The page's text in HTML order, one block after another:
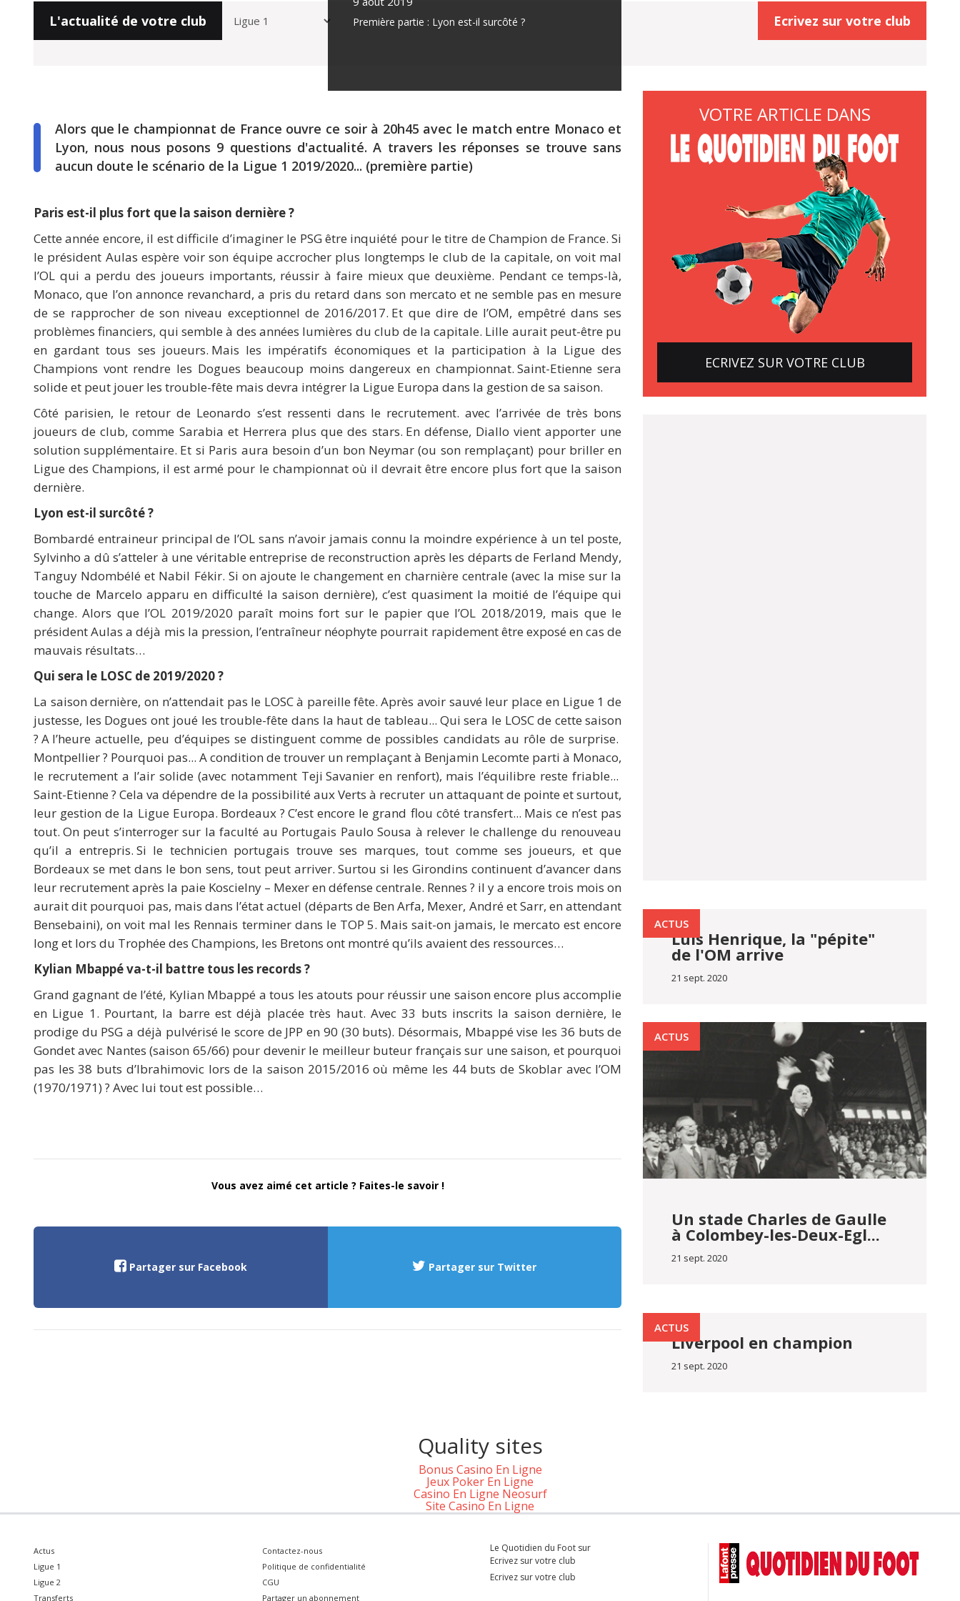
Ecrivez sur votre club
L'actualité de votre club Première partie : Lyon est-il surcôté ?
Alors que le championnat de France ouvre ce soir à 20h45 avec le match entre Monaco et
Lyon, nous nous posons 9 questions d'actualité. A travers les réponses se trouve sans
aucun doute le scénario de la Ligue 1 2019/2020... (première partie)
Paris est-il plus fort que la saison dernière ?
Cette année encore, il est difficile d’imaginer le PSG être inquiété pour le titre de Champion de France. Si
le président Aulas espère voir son équipe accrocher plus longtemps le club de la capitale, on voit mal
l’OL qui a perdu des joueurs importants, réussir à faire mieux que deuxième. Pendant ce temps-là,
Monaco, que l’on annonce revanchard, a pris du retard dans son mercato et ne semble pas en mesure
de se rapprocher de son niveau exceptionnel de 2016/2017. Et que dire de l’OM, empêtré dans ses
problèmes financiers, qui semble à des années lumières du club de la capitale. Lille aurait peut-être pu
en gardant tous ses joueurs. Mais les impératifs économiques et la participation à la Ligue des
Champions vont rendre les Dogues beaucoup moins dangereux en championnat. Saint-Etienne sera
solide et peut jouer les trouble-fête mais devra intégrer la Ligue Europa dans la gestion de sa saison.
Côté parisien, le retour de Leonardo s’est ressenti dans le recrutement. avec l’arrivée de très bons
joueurs de club, comme Sarabia et Herrera plus que des stars. En défense, Diallo vient apporter une
solution supplémentaire. Et si Paris aura besoin d’un bon Neymar (ou son remplaçant) pour briller en
Ligue des Champions, il est armé pour le championnat où il devrait être encore plus fort que la saison
dernière.
Lyon est-il surcôté ?
Bombardé entraineur principal de l’OL sans n’avoir jamais connu la moindre expérience à un tel poste,
Sylvinho a dû s’atteler à une véritable entreprise de reconstruction après les départs de Ferland Mendy,
Tanguy Ndombélé et Nabil Fékir. Si on ajoute le changement en charnière centrale (avec la mise sur la
touche de Marcelo apparu en difficulté la saison dernière), c’est quasiment la moitié de l’équipe qui
change. Alors que l’OL 2019/2020 paraît moins fort sur le papier que l’OL 2018/2019, mais que le
président Aulas a déjà mis la pression, l’entraîneur néophyte pourrait rapidement être exposé en cas de
mauvais résultats…
Qui sera le LOSC de 2019/2020 ?
La saison dernière, on n’attendait pas le LOSC à pareille fête. Après avoir sauvé leur place en Ligue 1 de
justesse, les Dogues ont joué les trouble-fête dans la haut de tableau... Qui sera le LOSC de cette saison
? A l’heure actuelle, peu d’équipes se distinguent comme de possibles candidats au rôle de surprise.
Montpellier ? Pourquoi pas... A condition de trouver un remplaçant à Benjamin Lecomte parti à Monaco,
le recrutement a l’air solide (avec notamment Teji Savanier en renfort), mais l’équilibre reste friable...
Saint-Etienne ? Cela va dépendre de la possibilité aux Verts à recruter un attaquant de pointe et surtout,
leur gestion de la Ligue Europa. Bordeaux ? C’est encore le grand flou côté transfert... Mais ce n’est pas
tout. On peut s’interroger sur la faculté au Portugais Paulo Sousa à relever le challenge du renouveau
qu’il a entrepris. Si le technicien portugais trouve ses marques, tout comme ses joueurs, et que
Bordeaux se met dans le bon sens, tout peut arriver. Surtou si les Girondins continuent d’avancer dans
leur recrutement après la paie Koscielny – Mexer en défense centrale. Rennes ? il y a encore trois mois on
aurait dit pourquoi pas, mais dans l’état actuel (départs de Ben Arfa, Mexer, André et Sarr, en attendant
Bensebaini), on voit mal les Rennais terminer dans le TOP 5. Mais sait-on jamais, le mercato est encore
long et lors du Trophée des Champions, les Bretons ont montré qu’ils avaient des ressources…
Kylian Mbappé va-t-il battre tous les records ?
Grand gagnant de l’été, Kylian Mbappé a tous les atouts pour réussir une saison encore plus accomplie
en Ligue 1. Pourtant, la barre est déjà placée très haut. Avec 33 buts inscrits la saison dernière, le
prodige du PSG a déjà pulvérisé le score de JPP en 90 (30 buts). Désormais, Mbappé vise les 36 buts de
Gondet avec Nantes (saison 65/66) pour devenir le meilleur buteur français sur une saison, et pourquoi
pas les 38 buts d’Ibrahimovic lors de la saison 2015/2016 où même les 44 buts de Skoblar avec l’OM
(1970/1971) ? Avec lui tout est possible…
Vous avez aimé cet article ? Faites-le savoir !
Partager sur Facebook Partager sur Twitter
VOTRE ARTICLE DANS
ECRIVEZ SUR VOTRE CLUB
ACTUS
Luis Henrique, la "pépite"
de l'OM arrive
21 sept. 2020
ACTUS
Un stade Charles de Gaulle
à Colombey-les-Deux-Egl...
21 sept. 2020
ACTUS
Liverpool en champion
21 sept. 2020
Quality sites
Bonus Casino En Ligne
Jeux Poker En Ligne
Casino En Ligne Neosurf
Site Casino En Ligne
Actus
Ligue 1
Ligue 2
Transferts
Contactez-nous
Politique de confidentialité
CGU
Partager un abonnement
Le Quotidien du Foot sur
Ecrivez sur votre club
Ecrivez sur votre club